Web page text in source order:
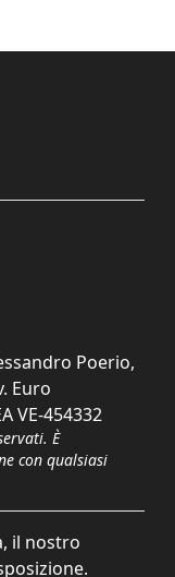
Poerio,
Euro
VE-454332
È
con qualsiasi
il nostro